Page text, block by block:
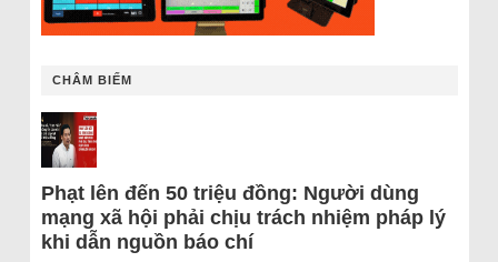
CHÂM BIẾM
Phạt lên đến 50 triệu đồng: Người dùng
mạng xã hội phải chịu trách nhiệm pháp lý
khi dẫn nguồn báo chí